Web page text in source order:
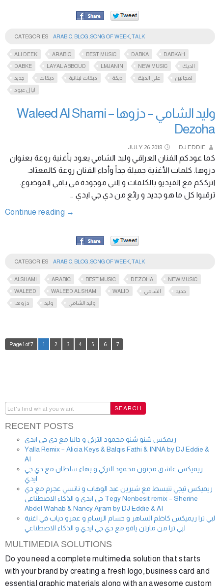
CATEGORIES ARABIC BLOG SONG OF WEEK TALK
ALI DEEK ARABIC BEST MUSIC DABKA
DABKAH
DABKE
LAYAL ABBOUD LMJANIN NEW MUSIC
الديك
جديد
دبكات دبكات لبنانية دبكة علي الديك
لمجانين
ليال عبود
وليد الشامي – دزوها Waleed Al Shami –
Dezoha
JULY 26 2018 DJ EDDIE
كما عودكم الفنان العراقي وليد الشامي يعود بأغنية روعة بعنوان
دزوها. كلمات الأغنية جميلة جداً وأداء الفنان روعة كالمعتاد.
اترككم مع الفيديو بالكلمات و التي موجودة في باقي الموضوع.
ترقبوا كل ما هو جديد و رائع من دي جي ايدي …
Continue reading →
CATEGORIES ARABIC BLOG SONG OF WEEK TALK
ALSHAMI ARABIC BEST MUSIC DEZOHA
NEW MUSIC
WALEED
WALEED AL SHAMI WALID الشامي
جديد
دزوها
وليد وليد الشامي
Page 1 of 7 1 2 3 4 5 6 7
RECENT POSTS
ريمكس شنو شنو محمود التركي و داليا مع دي جي ايدي
Yalla Remix – Alicia Keys & Balqis Fathi & INNA by DJ Eddie &
AI
ريميكس عاشق مجنون محمود التركي و بهاء سلطان مع دي جي
ايدي
ريميكس تيجي ننبسط مع شيرين عبد الوهاب و نانسي عجرم مع دي
جي ايدي و الذكاء الاصطناعي Tegy Nenbesit remix – Sherine
Abdel Wahab & Nancy Ajram by DJ Eddie & AI
لبي ترا ريميكس كاظم الساهر و حسام الرسام و عمرو دياب في اغنية
لبي ترا من مارتن ياقو مع دي جي ايدي و الذكاء الاصطناعي
MULTIMEDIA SOLUTIONS
Do you need a complete multimedia solution that starts
with your brand by creating a fresh logo, business card and
essential graphic materials along with an awesome custom